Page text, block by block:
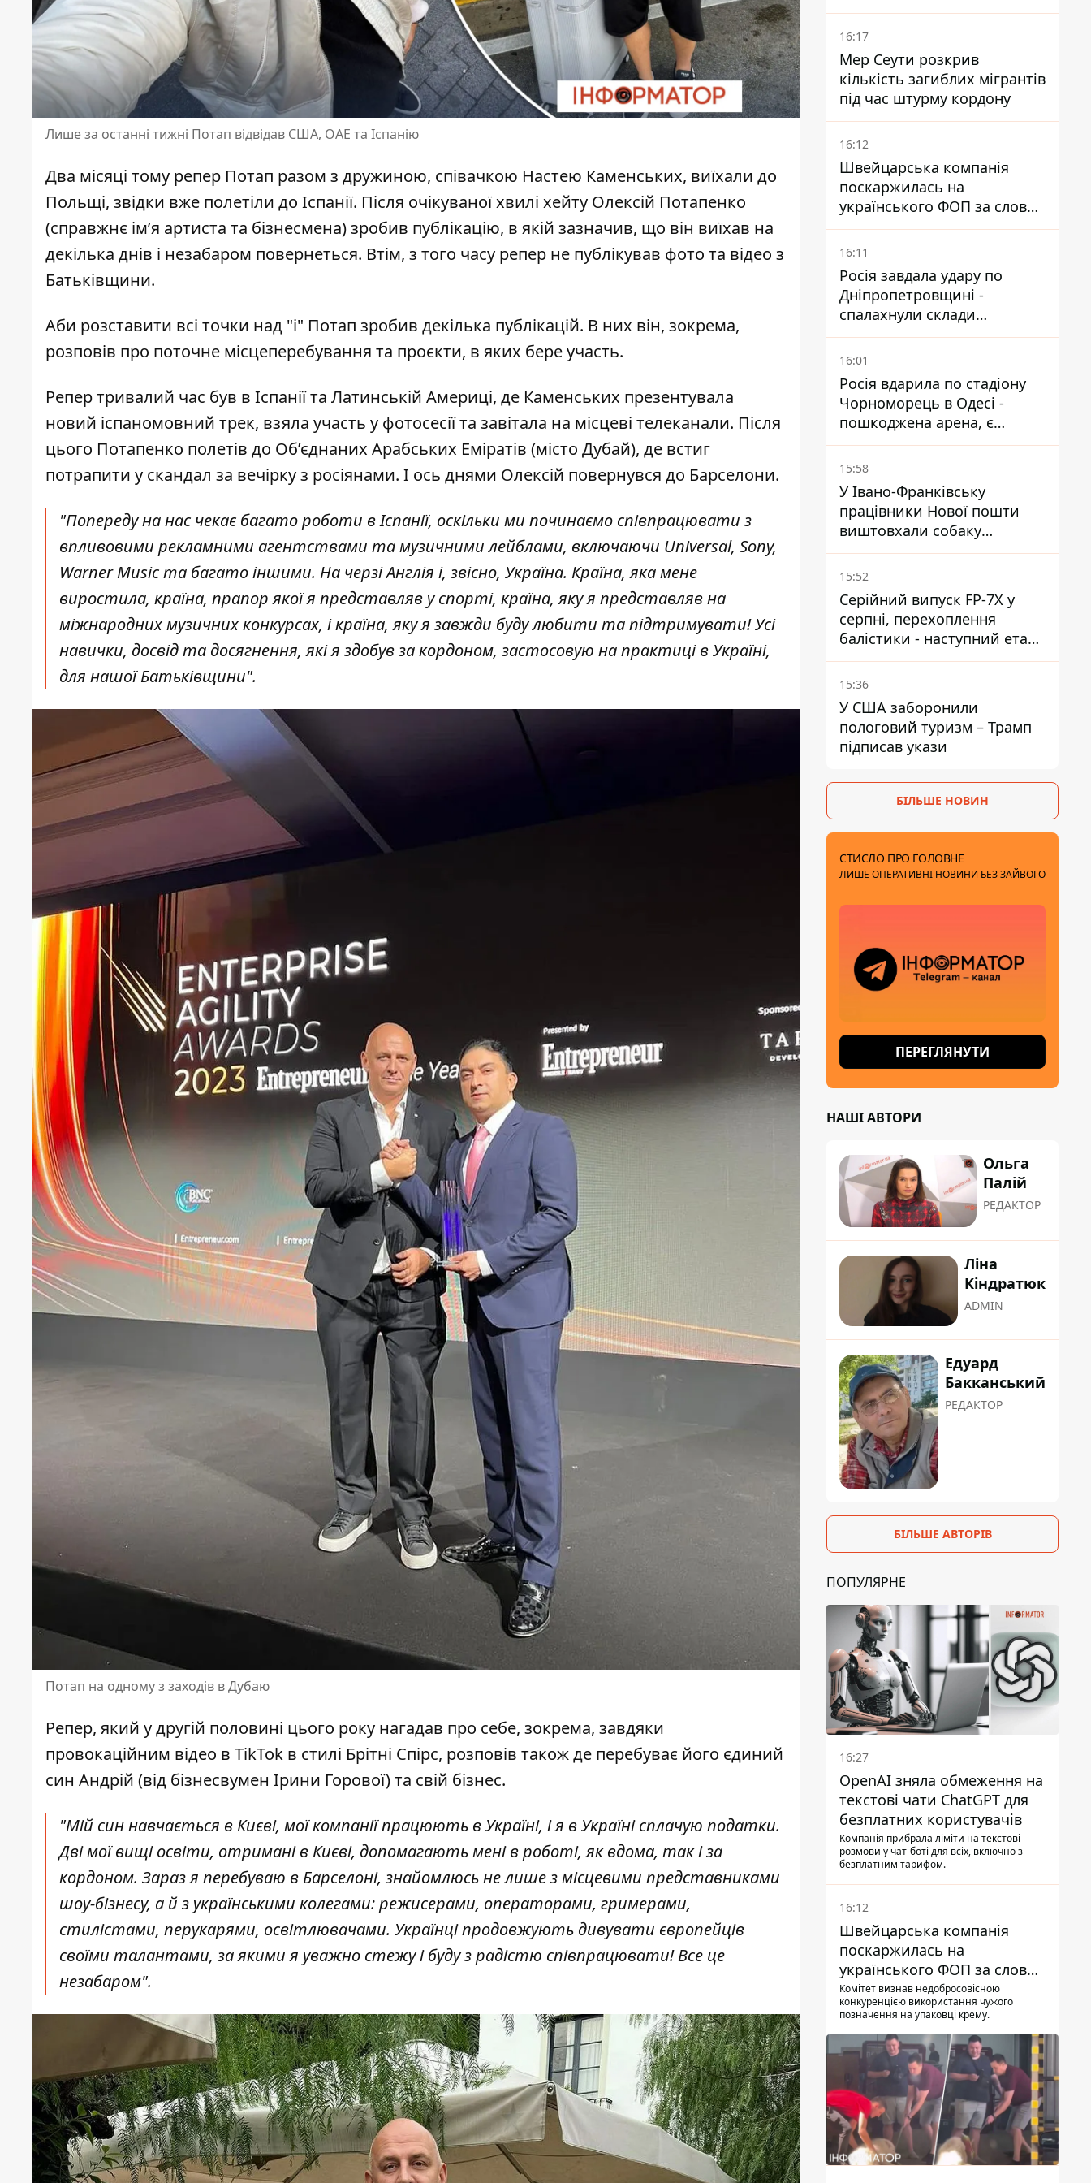
Лише за останні тижні Потап відвідав США, ОАЕ та Іспанію
Два місяці тому репер Потап разом з дружиною, співачкою Настею Каменських, виїхали до
Польщі, звідки вже полетіли до Іспанії. Після очікуваної хвилі хейту Олексій Потапенко
(справжнє ім’я артиста та бізнесмена) зробив публікацію, в якій зазначив, що він виїхав на
декілька днів і незабаром повернеться. Втім, з того часу репер не публікував фото та відео з
Батьківщини.
Аби розставити всі точки над "і" Потап зробив декілька публікацій. В них він, зокрема,
розповів про поточне місцеперебування та проєкти, в яких бере участь.
Репер тривалий час був в Іспанії та Латинській Америці, де Каменських презентувала
новий іспаномовний трек, взяла участь у фотосесії та завітала на місцеві телеканали. Після
цього Потапенко полетів до Об’єднаних Арабських Еміратів (місто Дубай), де встиг
потрапити у скандал за вечірку з росіянами. І ось днями Олексій повернувся до Барселони.
"Попереду на нас чекає багато роботи в Іспанії, оскільки ми починаємо співпрацювати з
впливовими рекламними агентствами та музичними лейблами, включаючи Universal, Sony,
Warner Music та багато іншими. На черзі Англія і, звісно, ​​Україна. Країна, яка мене
виростила, країна, прапор якої я представляв у спорті, країна, яку я представляв на
міжнародних музичних конкурсах, і країна, яку я завжди буду любити та підтримувати! Усі
навички, досвід та досягнення, які я здобув за кордоном, застосовую на практиці в Україні,
для нашої Батьківщини".
Потап на одному з заходів в Дубаю
Репер, який у другій половині цього року нагадав про себе, зокрема, завдяки
провокаційним відео в TikTok в стилі Брітні Спірс, розповів також де перебуває його єдиний
син Андрій (від бізнесвумен Ірини Горової) та свій бізнес.
"Мій син навчається в Києві, мої компанії працюють в Україні, і я в Україні сплачую податки.
Дві мої вищі освіти, отримані в Києві, допомагають мені в роботі, як вдома, так і за
кордоном. Зараз я перебуваю в Барселоні, знайомлюсь не лише з місцевими представниками
шоу-бізнесу, а й з українськими колегами: режисерами, операторами, гримерами,
стилістами, перукарями, освітлювачами. Українці продовжують дивувати європейців
своїми талантами, за якими я уважно стежу і буду з радістю співпрацювати! Все це
незабаром".
16:17
Мер Сеути розкрив
кількість загиблих мігрантів
під час штурму кордону
16:12
Швейцарська компанія
поскаржилась на
українського ФОП за слова
SUN SCRIPTION на упаковці
крему - АМКУ наклав штраф
16:11
Росія завдала удару по
Дніпропетровщині -
спалахнули склади
логістичної компанії
16:01
Росія вдарила по стадіону
Чорноморець в Одесі -
пошкоджена арена, є
постраждалий
15:58
У Івано-Франківську
працівники Нової пошти
виштовхали собаку
шваброю у 37-градусну
спеку — реакція компанії
15:52
Серійний випуск FP-7X у
серпні, перехоплення
балістики - наступний етап -
Fire Point конкретизувало
плани
15:36
У США заборонили
пологовий туризм – Трамп
підписав укази
БІЛЬШЕ НОВИН
СТИСЛО ПРО ГОЛОВНЕ
ЛИШЕ ОПЕРАТИВНІ НОВИНИ БЕЗ ЗАЙВОГО
ПЕРЕГЛЯНУТИ
НАШІ АВТОРИ
Ольга
Палій
РЕДАКТОР
Ліна
Кіндратюк
ADMIN
Едуард
Бакканський
РЕДАКТОР
БІЛЬШЕ АВТОРІВ
ПОПУЛЯРНЕ
16:27
OpenAI зняла обмеження на
текстові чати ChatGPT для
безплатних користувачів
Компанія прибрала ліміти на текстові
розмови у чат-боті для всіх, включно з
безплатним тарифом.
16:12
Швейцарська компанія
поскаржилась на
українського ФОП за слова
SUN SCRIPTION на упаковці
крему - АМКУ наклав штраф
Комітет визнав недобросовісною
конкуренцією використання чужого
позначення на упаковці крему.